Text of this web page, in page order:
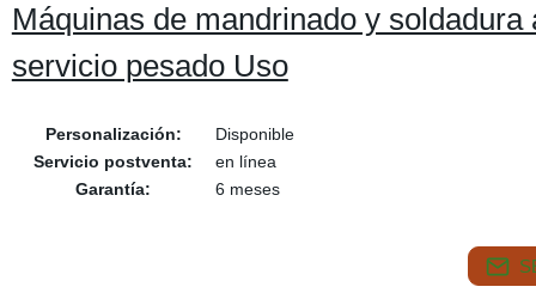
Máquinas de mandrinado y
servicio pesado Uso
Personalización:
Disponible
Servicio postventa:
en línea
Garantía:
6 meses